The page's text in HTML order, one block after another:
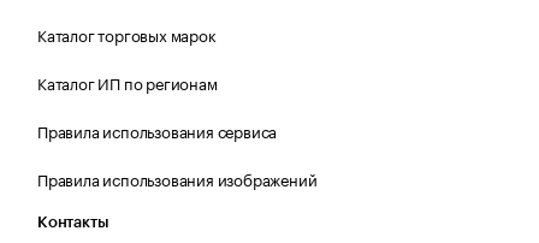
Каталог торговых марок
Каталог ИП по регионам
Правила использования сервиса
Правила использования изображений
Контакты